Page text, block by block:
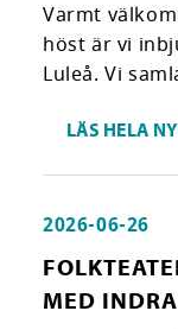
Varmt
höst är vi
Luleå. Vi
LÄS HELA
2026-06-26
MED